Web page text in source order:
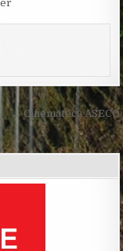
← Cinematecă ASECO